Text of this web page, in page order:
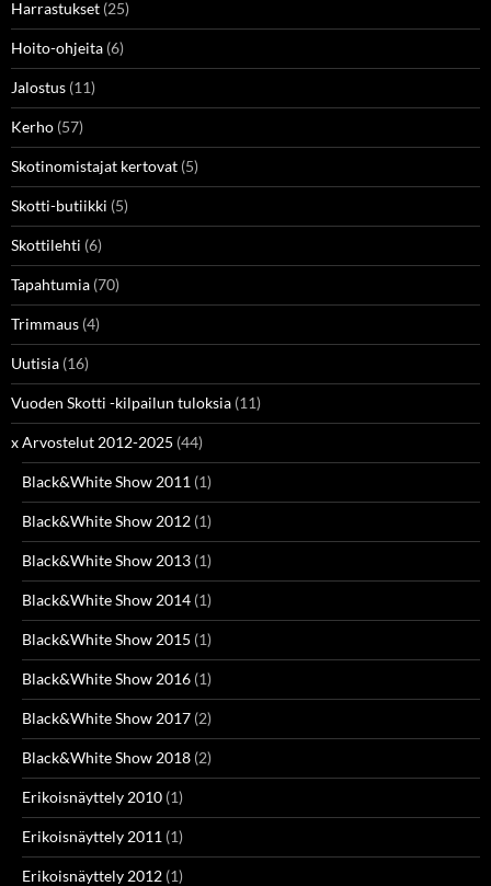
Harrastukset (25)
Hoito-ohjeita (6)
Jalostus (11)
Kerho (57)
Skotinomistajat kertovat (5)
Skotti-butiikki (5)
Skottilehti (6)
Tapahtumia (70)
Trimmaus (4)
Uutisia (16)
Vuoden Skotti -kilpailun tuloksia (11)
x Arvostelut 2012-2025 (44)
Black&White Show 2011 (1)
Black&White Show 2012 (1)
Black&White Show 2013 (1)
Black&White Show 2014 (1)
Black&White Show 2015 (1)
Black&White Show 2016 (1)
Black&White Show 2017 (2)
Black&White Show 2018 (2)
Erikoisnäyttely 2010 (1)
Erikoisnäyttely 2011 (1)
Erikoisnäyttely 2012 (1)